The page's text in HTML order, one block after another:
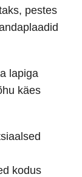
pestes
lapiga
käes
kodus